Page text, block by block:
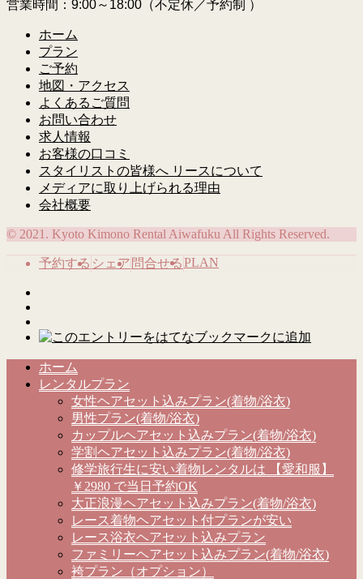
営業時間：9:00～18:00（不定休／予約制 ）
ホーム
プラン
ご予約
地図・アクセス
よくあるご質問
お問い合わせ
求人情報
お客様の口コミ
スタイリストの皆様へ リースについて
メディアに取り上げられる理由
会社概要
© 2021. Kyoto Kimono Rental Aiwafuku All Rights Reserved.
予約する シェア 問合せるPLAN
ホーム
レンタルプラン
女性ヘアセット込みプラン(着物/浴衣)
男性プラン(着物/浴衣)
カップルヘアセット込みプラン(着物/浴衣)
学割ヘアセット込みプラン(着物/浴衣)
修学旅行生に安い着物レンタルは 【愛和服】
￥2980 で当日予約OK
大正浪漫ヘアセット込みプラン(着物/浴衣)
レース着物ヘアセット付プランが安い
レース浴衣ヘアセット込みプラン
ファミリーヘアセット込みプラン(着物/浴衣)
袴プラン（オプション）